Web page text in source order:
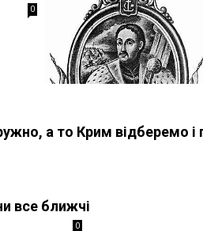
0
а то Крим відберемо і
все ближчі
0